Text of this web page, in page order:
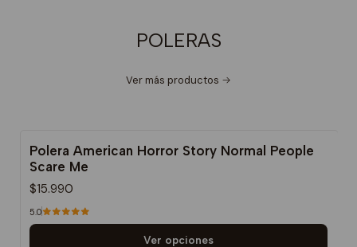
POLERAS
Ver más productos
Polera American Horror Story Normal People
Scare Me
$15.990
5.0
Ver opciones